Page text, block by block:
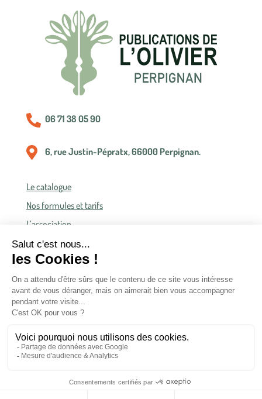
 06 71 38 05 90
 6, rue Justin-Pépratx, 66000 Perpignan.
Le catalogue
Nos formules et tarifs
L’association
Politique de confidentialité
Conditions générales de vente
Conditions générales d’accès et d’utilisation
Copyright © 2022 Publications de l’Olivier
Mentions Légales